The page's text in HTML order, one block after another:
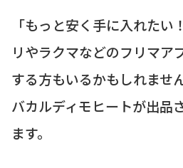
「もっと安く手に入れたい
リやラクマなどのフリマア
する方もいるかもしれませ
バカルディモヒートが出品
ます。